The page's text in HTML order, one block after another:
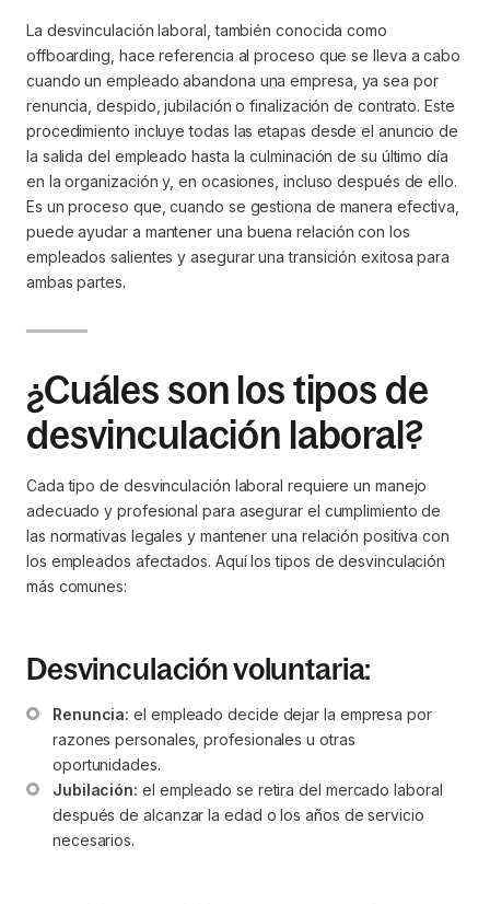
La desvinculación laboral, también conocida como
offboarding , hace referencia al proceso que se lleva a cabo
cuando un empleado abandona una empresa, ya sea por
renuncia, despido, jubilación o finalización de contrato. Este
procedimiento incluye todas las etapas desde el anuncio de
la salida del empleado hasta la culminación de su último día
en la organización y, en ocasiones, incluso después de ello.
Es un proceso que, cuando se gestiona de manera efectiva,
puede ayudar a mantener una buena relación con los
empleados salientes y asegurar una transición exitosa para
ambas partes.
¿Cuáles son los tipos de
desvinculación laboral?
Cada tipo de desvinculación laboral requiere un manejo
adecuado y profesional para asegurar el cumplimiento de
las normativas legales y mantener una relación positiva con
los empleados afectados. Aquí los tipos de desvinculación
más comunes:
Desvinculación voluntaria:
Renuncia: el empleado decide dejar la empresa por
razones personales, profesionales u otras
oportunidades.
Jubilación: el empleado se retira del mercado laboral
después de alcanzar la edad o los años de servicio
necesarios.